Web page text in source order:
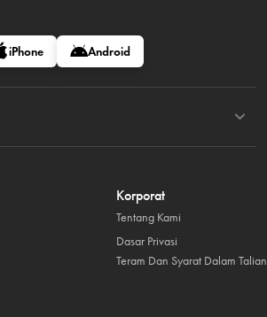
iPhone Android
Korporat
Tentang Kami
Dasar Privasi
Teram Dan Syarat Dalam Talian